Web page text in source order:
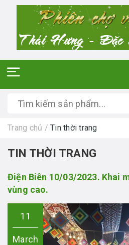
Trang chủ / Tin thời trang
TIN THỜI TRANG
Điện Biên 10/03/2023. Khai
vùng cao.
11
March